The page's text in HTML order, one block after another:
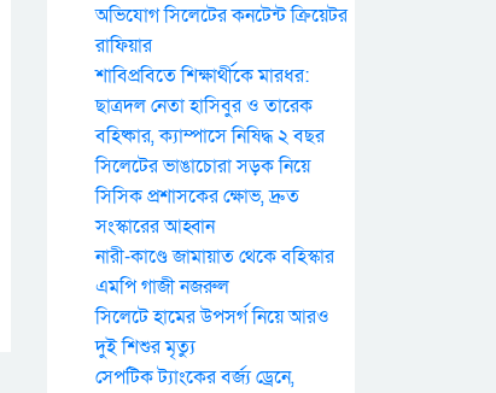
অভিযোগ সিলেটের কনটেন্ট ক্রিয়েটর
রাফিয়ার
শাবিপ্রবিতে শিক্ষার্থীকে মারধর:
ছাত্রদল নেতা হাসিবুর ও তারেক
বহিষ্কার, ক্যাম্পাসে নিষিদ্ধ ২ বছর
সিলেটের ভাঙাচোরা সড়ক নিয়ে
সিসিক প্রশাসকের ক্ষোভ, দ্রুত
সংস্কারের আহ্বান
নারী-কাণ্ডে জামায়াত থেকে বহিস্কার
এমপি গাজী নজরুল
সিলেটে হামের উপসর্গ নিয়ে আরও
দুই শিশুর মৃত্যু
সেপটিক ট্যাংকের বর্জ্য ড্রেনে,